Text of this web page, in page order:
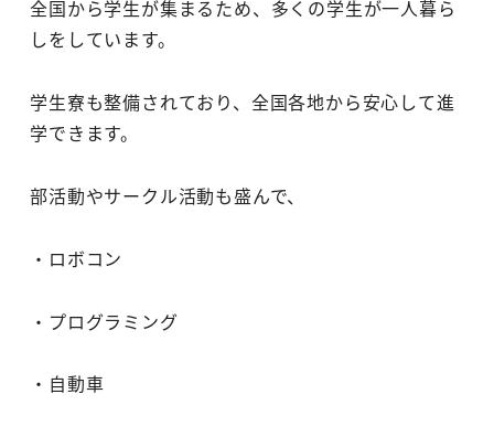
全国から学生が集まるため、多くの学生が一人暮ら
しをしています。
学生寮も整備されており、全国各地から安心して進
学できます。
部活動やサークル活動も盛んで、
・ロボコン
・プログラミング
・自動車